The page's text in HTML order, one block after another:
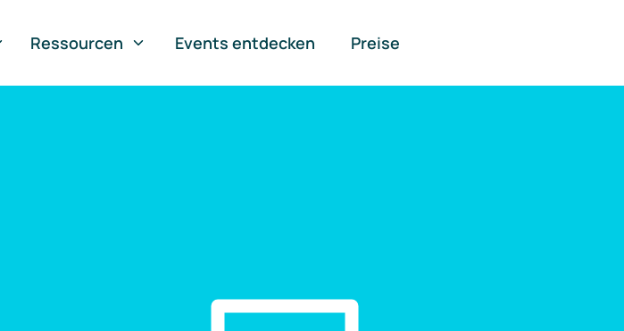
Ressourcen Events entdecken Preise